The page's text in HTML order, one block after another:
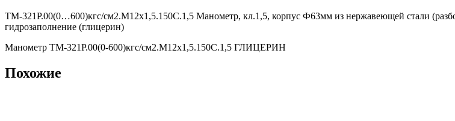
ТМ-321Р.00(0…600)кгс/см2.М12х1,5.150С.1,5 Манометр, кл.1,5, корпус Ф63мм из нержавеющей стали
гидрозаполнение (глицерин)
Манометр ТМ-321Р.00(0-600)кгс/см2.М12х1,5.150С.1,5 ГЛИЦЕРИН
Похожие